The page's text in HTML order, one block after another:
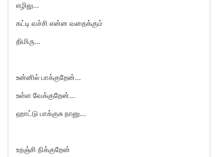
எழிலு…
கட்டி வச்சி என்ன வதைக்கும்
திமிரு…
உன்னில் பாக்குறேன்…
உள்ள வேக்குறேன்…
ஹாட்டு பாக்குசு நானு…
உறஞ்சி நிக்குறேன்